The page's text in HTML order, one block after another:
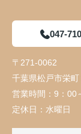
047-
〒271-0062
千葉県松戸市栄
営業時間： 9：00
定休日： 水曜日